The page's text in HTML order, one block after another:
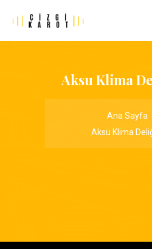
Aksu Klima
Ana Sayfa
Aksu Klima